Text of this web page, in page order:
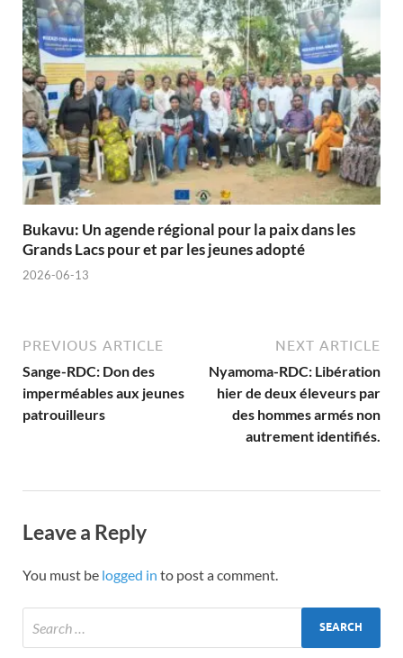
Bukavu: Un agende régional pour la paix dans les
Grands Lacs pour et par les jeunes adopté
2026-06-13
PREVIOUS ARTICLE
Sange-RDC: Don des
imperméables aux jeunes
patrouilleurs
NEXT ARTICLE
Nyamoma-RDC: Libération
hier de deux éleveurs par
des hommes armés non
autrement identifiés.
Leave a Reply
You must be logged in to post a comment.